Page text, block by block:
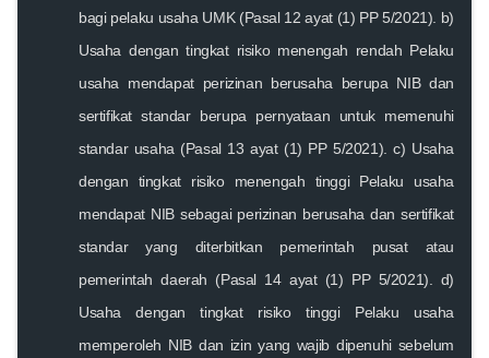
bagi pelaku usaha UMK (Pasal 12 ayat (1) PP 5/2021). b)
Usaha dengan tingkat risiko menengah rendah Pelaku
usaha mendapat perizinan berusaha berupa NIB dan
sertifikat standar berupa pernyataan untuk memenuhi
standar usaha (Pasal 13 ayat (1) PP 5/2021). c) Usaha
dengan tingkat risiko menengah tinggi Pelaku usaha
mendapat NIB sebagai perizinan berusaha dan sertifikat
standar yang diterbitkan pemerintah pusat atau
pemerintah daerah (Pasal 14 ayat (1) PP 5/2021). d)
Usaha dengan tingkat risiko tinggi Pelaku usaha
memperoleh NIB dan izin yang wajib dipenuhi sebelum